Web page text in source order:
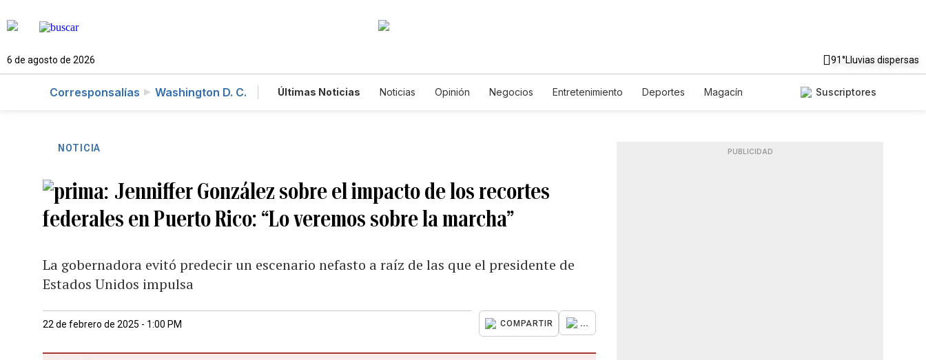
6 de agosto de 2026 91°Lluvias dispersas
Corresponsalías Washington D. C. Últimas Noticias Noticias Opinión Negocios Entretenimiento Deportes
Magacín
Suscriptores
NOTICIA
Jenniffer González sobre el impacto de los recortes
federales en Puerto Rico: “Lo veremos sobre la marcha”
La gobernadora evitó predecir un escenario nefasto a raíz de las que el presidente de
Estados Unidos impulsa
22 de febrero de 2025 - 1:00 PM COMPARTIR ...
PUBLICIDAD